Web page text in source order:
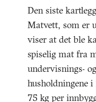
Den siste
Matvett, som er
viser at det ble
spiselig mat fra
undervisnings-
husholdningene
75 kg per